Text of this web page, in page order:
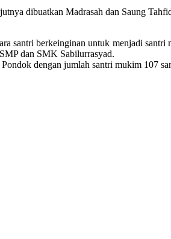
dibuatkan Madrasah dan Saung
santri berkeinginan untuk menjadi
dan SMK Sabilurrasyad.
dengan jumlah santri mukim 107